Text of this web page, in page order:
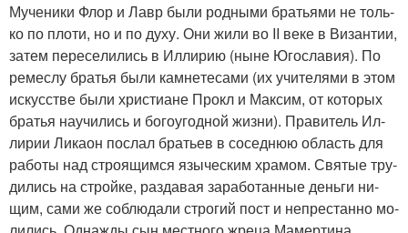
Му­че­ни­ки Флор и Лавр бы­ли род­ны­ми бра­тья­ми не толь­
ко по пло­ти, но и по ду­ху. Они жи­ли во II ве­ке в Ви­зан­тии,
за­тем пе­ре­се­ли­лись в Ил­ли­рию (ныне Юго­сла­вия). По
ре­ме­с­лу бра­тья бы­ли камне­те­са­ми (их учи­те­ля­ми в этом
ис­кус­стве бы­ли хри­сти­ане Про­кл и Мак­сим, от ко­то­рых
бра­тья на­учи­лись и бо­го­угод­ной жиз­ни). Пра­ви­тель Ил­
ли­рии Ли­ка­он по­слал бра­тьев в со­сед­нюю об­ласть для
ра­бо­ты над стро­я­щим­ся язы­че­ским хра­мом. Свя­тые тру­
ди­лись на строй­ке, раз­да­вая за­ра­бо­тан­ные день­ги ни­
щим, са­ми же со­блю­да­ли стро­гий пост и непре­стан­но мо­